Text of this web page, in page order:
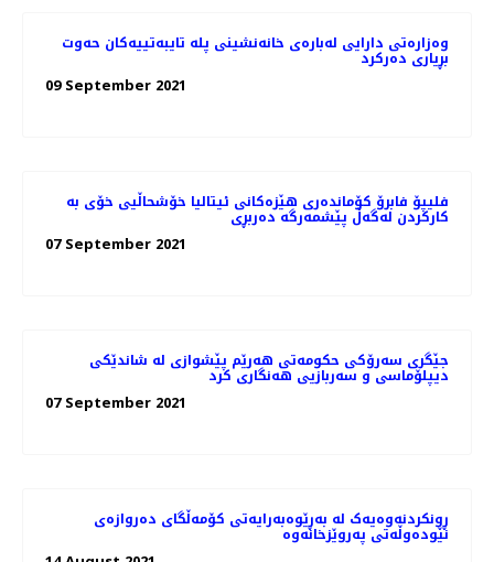
وەزارەتی دارایی لەبارەی خانەنشینی پلە تایبەتییەکان حەوت
بڕیاری دەرکرد
09 September 2021
فلیپۆ فابرۆ کۆماندەری هێزەکانی ئیتالیا خۆشحاڵیی خۆی بە
كاركردن لەگەڵ پێشمەرگە دەربڕی
07 September 2021
جێگری سەرۆکی حکومەتی هەرێم پێشوازی لە شاندێکی
دیپلۆماسی و سەربازیی هەنگاری کرد
07 September 2021
ڕونکردنەوەیەک لە بەڕێوەبەرایەتی کۆمەڵگای دەروازەی
نێودەوڵەتی پەروێزخانەوە